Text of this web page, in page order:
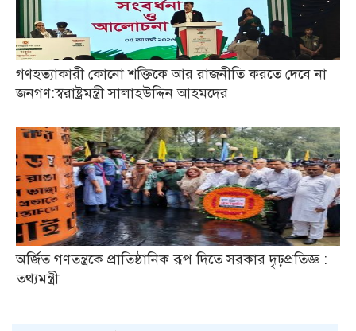
গণহত্যাকারী কোনো শক্তিকে আর রাজনীতি করতে দেবে না
জনগণ:স্বরাষ্ট্রমন্ত্রী সালাহউদ্দিন আহমদের
অর্জিত গণতন্ত্রকে প্রাতিষ্ঠানিক রূপ দিতে সরকার দৃঢ়প্রতিজ্ঞ :
তথ্যমন্ত্রী